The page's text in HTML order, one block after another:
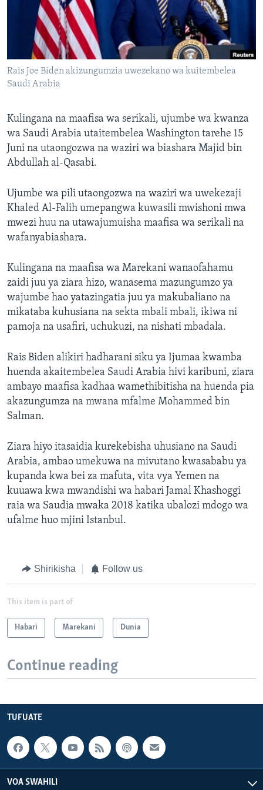
Rais Joe Biden akizungumzia uwezekano wa kuitembelea
Saudi Arabia
Kulingana na maafisa wa serikali, ujumbe wa kwanza
wa Saudi Arabia utaitembelea Washington tarehe 15
Juni na utaongozwa na waziri wa biashara Majid bin
Abdullah al-Qasabi.
Ujumbe wa pili utaongozwa na waziri wa uwekezaji
Khaled Al-Falih umepangwa kuwasili mwishoni mwa
mwezi huu na utawajumuisha maafisa wa serikali na
wafanyabiashara.
Kulingana na maafisa wa Marekani wanaofahamu
zaidi juu ya ziara hizo, wanasema mazungumzo ya
wajumbe hao yatazingatia juu ya makubaliano na
mikataba kuhusiana na sekta mbali mbali, ikiwa ni
pamoja na usafiri, uchukuzi, na nishati mbadala.
Rais Biden alikiri hadharani siku ya Ijumaa kwamba
huenda akaitembelea Saudi Arabia hivi karibuni, ziara
ambayo maafisa kadhaa wamethibitisha na huenda pia
akazungumza na mwana mfalme Mohammed bin
Salman.
Ziara hiyo itasaidia kurekebisha uhusiano na Saudi
Arabia, ambao umekuwa na mivutano kwasababu ya
kupanda kwa bei za mafuta, vita vya Yemen na
kuuawa kwa mwandishi wa habari Jamal Khashoggi
raia wa Saudia mwaka 2018 katika ubalozi mdogo wa
ufalme huo mjini Istanbul.
Shirikisha Follow us
This item is part of
Habari Marekani Dunia
Continue reading
TUFUATE
VOA SWAHILI